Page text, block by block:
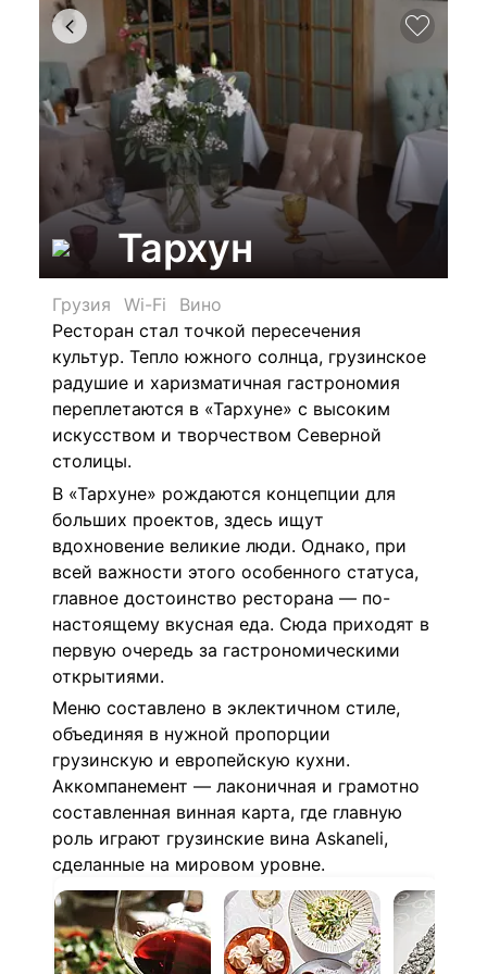
Тархун
Грузия Wi-Fi
Вино
Ресторан стал точкой пересечения
культур. Тепло южного солнца, грузинское
радушие и харизматичная гастрономия
переплетаются в «Тархуне» с высоким
искусством и творчеством Северной
столицы.
В «Тархуне» рождаются концепции для
больших проектов, здесь ищут
вдохновение великие люди. Однако, при
всей важности этого особенного статуса,
главное достоинство ресторана — по-
настоящему вкусная еда. Сюда приходят в
первую очередь за гастрономическими
открытиями.
Меню составлено в эклектичном стиле,
объединяя в нужной пропорции
грузинскую и европейскую кухни.
Аккомпанемент — лаконичная и грамотно
составленная винная карта, где главную
роль играют грузинские вина Askaneli,
сделанные на мировом уровне.